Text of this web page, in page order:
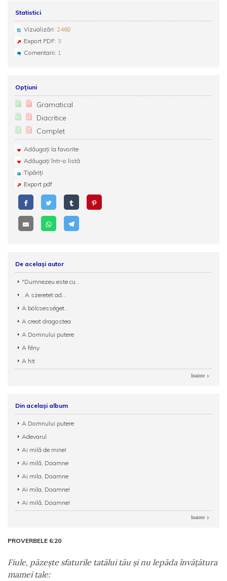
Statistici
Vizualizări: 2468
Export PDF: 3
Comentarii: 1
Opțiuni
Gramatical
Diacritice
Complet
Adăugați la favorite
Adăugați într-o listă
Tipăriți
Export pdf
De același autor
"Dumnezeu este cu...
. A szeretet ad...
A bölcsességet...
A creat dragostea
A Domnului putere
A fény
A hit
Inainte
Din același album
A Domnului putere
Adevarul
Ai milă de mine!
Ai milă, Doamne
Ai mila, Doamne
Ai mila, Doamne!
Ai milă, Doamne!
Inainte
PROVERBELE 6:20
Fiule, păzeşte sfaturile tatălui tău şi nu lepăda învăţătura
mamei tale: